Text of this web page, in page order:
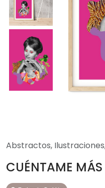
Abstractos, Ilustraciones
CUÉNTAME